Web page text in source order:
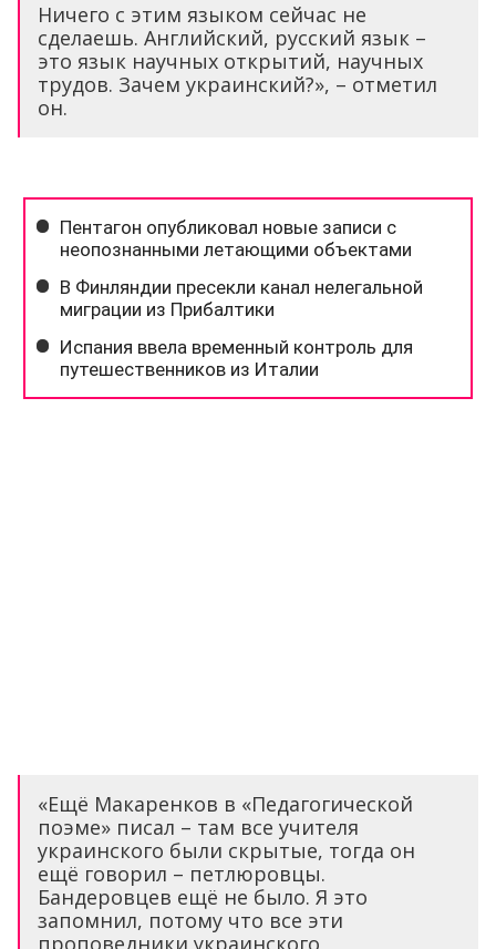
Ничего с этим языком сейчас не
сделаешь. Английский, русский язык –
это язык научных открытий, научных
трудов. Зачем украинский?», – отметил
он.
«Ещё Макаренков в «Педагогической
поэме» писал – там все учителя
украинского были скрытые, тогда он
ещё говорил – петлюровцы.
Бандеровцев ещё не было. Я это
запомнил, потому что все эти
проповедники украинского